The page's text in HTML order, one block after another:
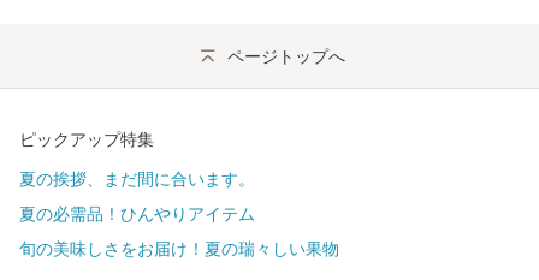
ページトップへ
ピックアップ特集
夏の挨拶、まだ間に合います。
夏の必需品！ひんやりアイテム
旬の美味しさをお届け！夏の瑞々しい果物